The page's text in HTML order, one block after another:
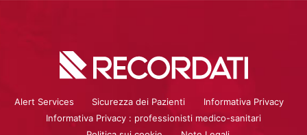
Alert Services Sicurezza dei Pazienti
Informativa Privacy
Informativa Privacy : professionisti medico-sanitari